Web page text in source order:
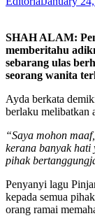
SHAH ALAM:
memberitahu
sebarang ulas
seorang wanita
Ayda berkata
berlaku melibatkan
“Saya mohon
kerana banyak hati
pihak
Penyanyi lagu
kepada semua
orang ramai